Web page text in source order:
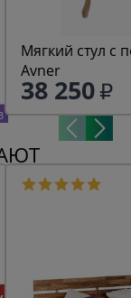
Мягкий стул с
Avner
38 250